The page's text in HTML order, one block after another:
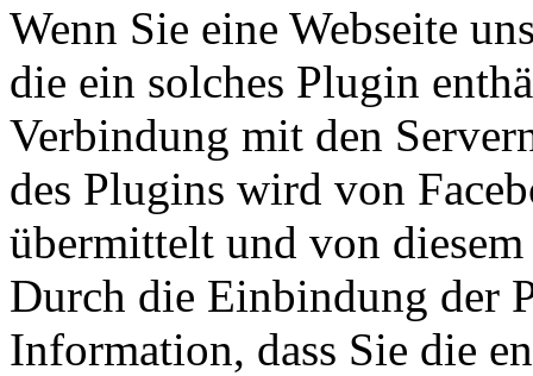
Wenn Sie eine Webseite
die ein solches Plugin
Verbindung mit den
des Plugins wird von
übermittelt und von
Durch die Einbindung der
Information, dass Sie die